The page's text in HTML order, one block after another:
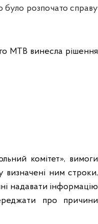
було розпочато справу
МТВ винесла рішення
комітет», вимоги
визначені ним строки,
надавати інформацію
про причини